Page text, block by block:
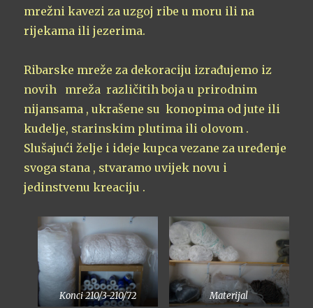
mrežni kavezi za uzgoj ribe u moru ili na
rijekama ili jezerima.
Ribarske mreže za dekoraciju izrađujemo iz
novih mreža različitih boja u prirodnim
nijansama , ukrašene su konopima od jute ili
kudelje, starinskim plutima ili olovom .
Slušajući želje i ideje kupca vezane za uređenje
svoga stana , stvaramo uvijek novu i
jedinstvenu kreaciju .
Konci 210/3-210/72 Materijal